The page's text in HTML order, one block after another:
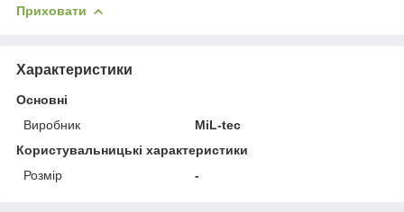
Приховати
Характеристики
Основні
Виробник
MiL-tec
Користувальницькі характеристики
Розмір
-